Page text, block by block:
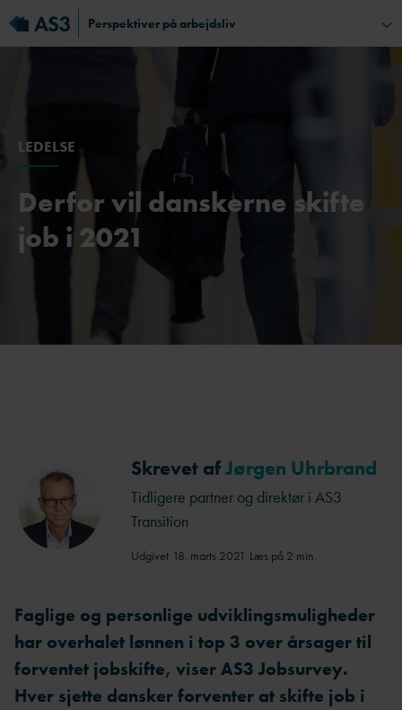
Perspektiver på arbejdsliv
LEDELSE
Derfor vil danskerne skifte
job i 2021
Skrevet afJørgen Uhrbrand
Tidligere partner og direktør i AS3
Transition
Udgivet 18. marts 2021 Læs på 2 min.
Faglige og personlige udviklingsmuligheder
har overhalet lønnen i top 3 over årsager til
forventet jobskifte, viser AS3 Jobsurvey.
Hver sjette dansker forventer at skifte job i